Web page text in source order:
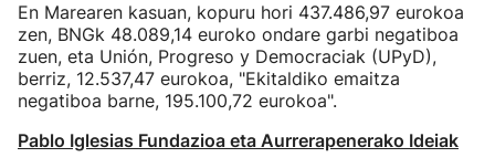
En Marearen kasuan, kopuru hori 437.486,97 eurokoa
zen, BNGk 48.089,14 euroko ondare garbi negatiboa
zuen, eta Unión, Progreso y Democraciak (UPyD),
berriz, 12.537,47 eurokoa, "Ekitaldiko emaitza
negatiboa barne, 195.100,72 eurokoa".
Pablo Iglesias Fundazioa eta Aurrerapenerako Ideiak